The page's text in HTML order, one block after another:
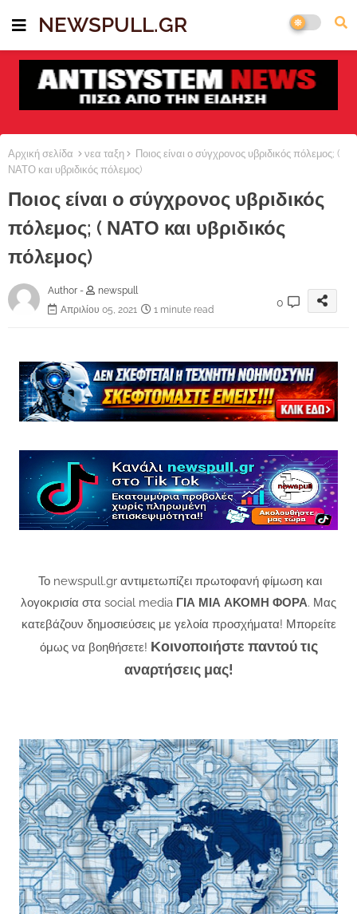
NEWSPULL.GR
Αρχική σελίδα νεα ταξη
Ποιος είναι ο σύγχρονος υβριδικός πόλεμος; (
ΝΑΤΟ και υβριδικός πόλεμος)
Ποιος είναι ο σύγχρονος υβριδικός
πόλεμος; ( ΝΑΤΟ και υβριδικός
πόλεμος)
Author -
newspull
Απριλίου 05, 2021
1 minute read
0
Το newspull.gr αντιμετωπίζει πρωτοφανή φίμωση και
λογοκρισία στα social media ΓΙΑ ΜΙΑ ΑΚΟΜΗ ΦΟΡΑ. Μας
κατεβάζουν δημοσιεύσεις με γελοία προσχήματα! Μπορείτε
όμως να βοηθήσετε! Κοινοποιήστε παντού τις
αναρτήσεις μας!